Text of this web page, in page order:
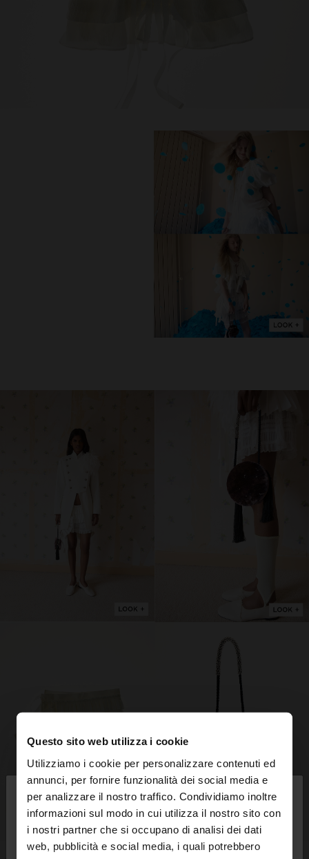
Questo sito web utilizza i cookie
Utilizziamo i cookie per personalizzare contenuti ed
annunci, per fornire funzionalità dei social media e
per analizzare il nostro traffico. Condividiamo inoltre
informazioni sul modo in cui utilizza il nostro sito con
i nostri partner che si occupano di analisi dei dati
web, pubblicità e social media, i quali potrebbero
ciao ×
Stai accedendo al sito da Italia. Vuoi navigare sul
nostro sito United States?